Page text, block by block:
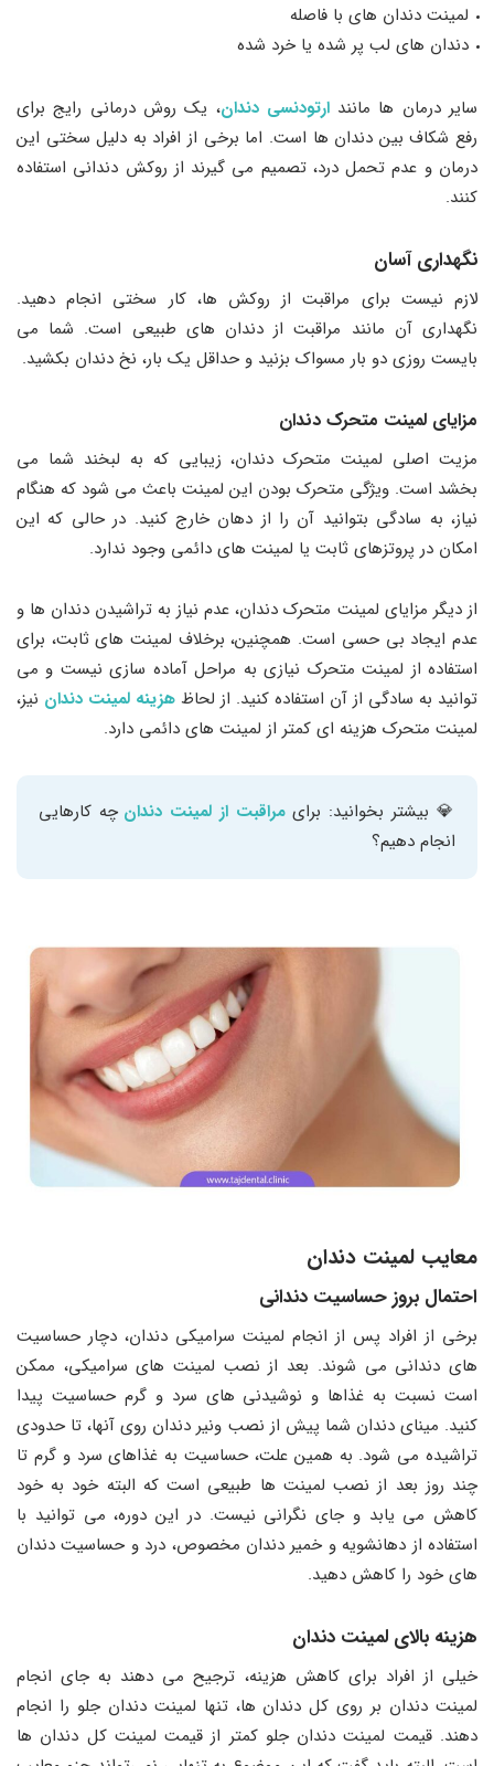
لمینت دندان‌ های با فاصله
دندان ‌های لب پر شده یا خرد شده
سایر درمان ‌ها مانندارتودنسی دندان، یک روش درمانی رایج برای
رفع شکاف بین دندان ‌ها است. اما برخی از افراد به ‌دلیل سختی این
درمان و عدم تحمل درد، تصمیم می‌ گیرند از روکش دندانی استفاده
کنند.
نگهداری آسان
لازم نیست برای مراقبت از روکش ها، کار سختی انجام دهید.
نگهداری آن مانند مراقبت از دندان ‌های طبیعی است. شما می
بایست روزی دو بار مسواک بزنید و حداقل یک ‌بار، نخ دندان بکشید.
مزایای لمینت متحرک دندان
مزیت اصلی لمینت متحرک دندان، زیبایی که به لبخند شما می
‌بخشد است. ویژگی متحرک بودن این لمینت باعث می ‌شود که هنگام
نیاز، به سادگی بتوانید آن را از دهان خارج کنید. در حالی که این
امکان در پروتزهای ثابت یا لمینت‌ های دائمی وجود ندارد.
از دیگر مزایای لمینت متحرک دندان، عدم نیاز به تراشیدن دندان‌ ها و
عدم ایجاد بی‌ حسی است. همچنین، برخلاف لمینت‌ های ثابت، برای
استفاده از لمینت متحرک نیازی به مراحل آماده ‌سازی نیست و می
‌توانید به سادگی از آن استفاده کنید. از لحاظ هزینه لمینت دندان نیز،
لمینت متحرک هزینه ‌ای کمتر از لمینت‌ های دائمی دارد.
💎 بیشتر بخوانید: برایمراقبت از لمینت دندان چه کارهایی
انجام دهیم؟
معایب لمینت دندان
احتمال بروز حساسیت دندانی
برخی از افراد پس از انجام لمینت سرامیکی دندان، دچار حساسیت‌
های دندانی می ‌شوند. بعد از نصب لمینت ‌های سرامیکی، ممکن
است نسبت به غذاها و نوشیدنی‌ های سرد و گرم حساسیت پیدا
کنید. مینای دندان شما پیش از نصب ونیر دندان روی آنها، تا حدودی
تراشیده می ‌شود. به همین علت، حساسیت به غذاهای سرد و گرم تا
چند روز بعد از نصب لمینت ‌ها طبیعی است که البته خود به خود
کاهش می ‌یابد و جای نگرانی نیست. در این دوره، می ‌توانید با
استفاده از دهانشویه و خمیر دندان مخصوص، درد و حساسیت دندان
‌های خود را کاهش دهید.
هزینه بالای لمینت دندان
خیلی از افراد برای کاهش هزینه، ترجیح می ‌دهند به جای انجام
لمینت دندان بر روی کل دندان‌ ها، تنها لمینت دندان جلو را انجام
دهند. قیمت لمینت دندان جلو کمتر از قیمت لمینت کل دندان ‌ها